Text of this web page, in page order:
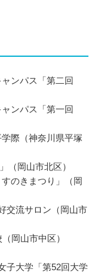
ンパス「第二回
ンパス「第一回
際（神奈川県平塚
（岡山市北区）
のきまつり」（岡
交流サロン（岡山市
岡山市中区）
子大学「第52回大学